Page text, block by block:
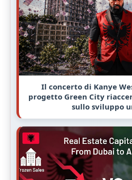
Il concerto di Kanye
progetto Green City
sullo sviluppo